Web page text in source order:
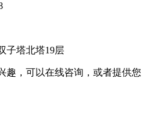
子塔北塔19层
趣，可以在线咨询，或者提供您